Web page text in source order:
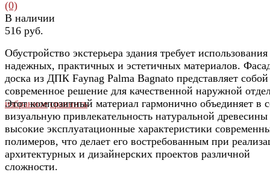
избранное сравнить
(0)
В наличии
516 руб.
Обустройство экстерьера здания требует использования
надежных, практичных и эстетичных материалов.
доска из ДПК Faynag Palma Bagnato представляет собой
современное решение для качественной наружной
Этот композитный материал гармонично объединяет в
визуальную привлекательность натуральной
высокие эксплуатационные характеристики
полимеров, что делает его востребованным при
архитектурных и дизайнерских проектов различной
сложности.